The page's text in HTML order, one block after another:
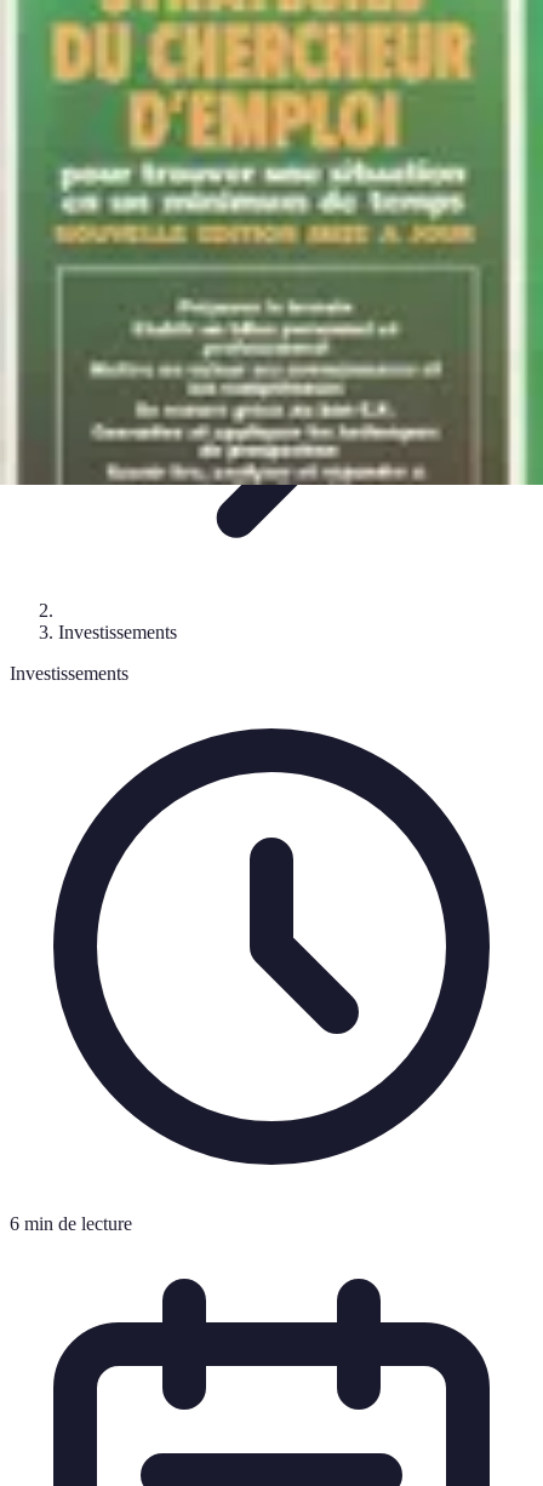
Expertises Financières
Épargne et Investissement
Éducation
FinancièreÉpargne Investissement Bourse
Expertises Financières
Investissements
Investissements
6 min de lecture